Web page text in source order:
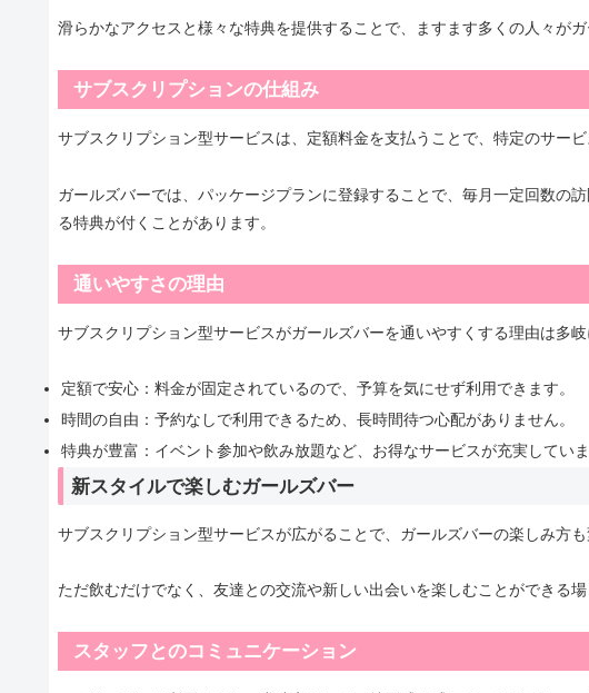
滑らかなアクセスと様々な特典を提供することで、ますます多くの人々が
サブスクリプションの仕組み
サブスクリプション型サービスは、定額料金を支払うことで、特定のサービ
ガールズバーでは、パッケージプランに登録することで、毎月一定回数の
る特典が付くことがあります。
通いやすさの理由
サブスクリプション型サービスがガールズバーを通いやすくする理由は多岐
定額で安心：料金が固定されているので、予算を気にせず利用できます。
時間の自由：予約なしで利用できるため、長時間待つ心配がありません。
特典が豊富：イベント参加や飲み放題など、お得なサービスが充実していま
新スタイルで楽しむガールズバー
サブスクリプション型サービスが広がることで、ガールズバーの楽しみ方も
ただ飲むだけでなく、友達との交流や新しい出会いを楽しむことができる場
スタッフとのコミュニケーション